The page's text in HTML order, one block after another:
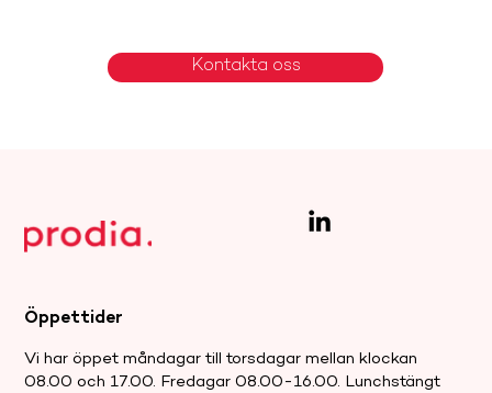
Kontakta oss
Öppettider
Vi har öppet måndagar till torsdagar mellan klockan
08.00 och 17.00. Fredagar 08.00-16.00. Lunchstängt